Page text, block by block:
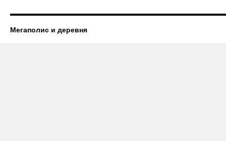
Мегаполис и деревня